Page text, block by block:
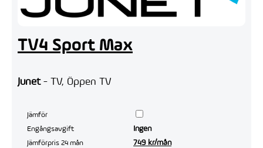
TV4 Sport Max
Junet- TV, Öppen TV
Jämför
Engångsavgift
Ingen
Jämförpris 24 mån 749 kr/mån